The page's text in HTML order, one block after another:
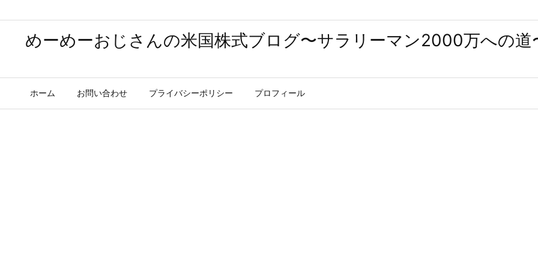
めーめーおじさんの米国株式ブログ〜サラリーマン2000万への道
ホーム お問い合わせ プライバシーポリシー プロフィール